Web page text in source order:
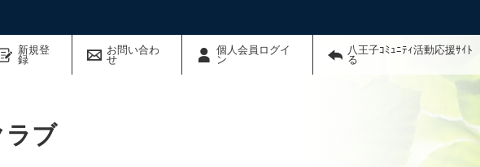
新規登
録
お問い合わ
せ
個人会員ログイ
ン
八王子ｺﾐｭﾆﾃｨ活動応援ｻｲ
る
ラブ